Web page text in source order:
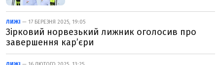
ЛИЖІ — 17 БЕРЕЗНЯ 2025, 19:05
Зірковий норвезький лижник оголосив про
завершення кар’єри